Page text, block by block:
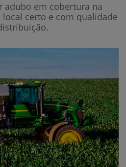
adubo em cobertura na
certo e com qualidade